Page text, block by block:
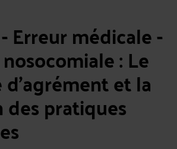
Erreur médicale -
: Le
et la
pratiques